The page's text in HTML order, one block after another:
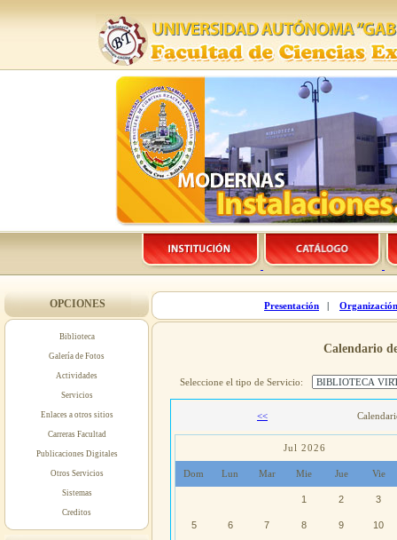
OPCIONES
Biblioteca
Galería de Fotos
Actividades
Servicios
Enlaces a otros sitios
Carreras Facultad
Publicaciones Digitales
Otros Servicios
Sistemas
Creditos
Presentación | Organización
Calendario
Seleccione el tipo de Servicio:
<<
Jul 2026
Dom Lun Mar Mie Jue Vie
1 2 3
5 6 7 8 9 10